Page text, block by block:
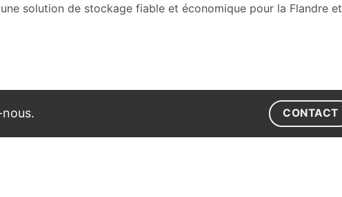
solution de stockage fiable et économique pour la Flandre et
CONTACT